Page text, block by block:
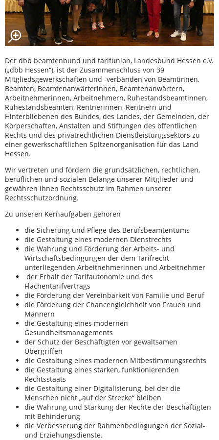
Der dbb beamtenbund und tarifunion, Landesbund Hessen e.V.
(„dbb Hessen“), ist der Zusammenschluss von 39
Mitgliedsgewerkschaften und -verbänden von Beamtinnen,
Beamten, Beamtenanwärterinnen, Beamtenanwärtern,
Arbeitnehmerinnen, Arbeitnehmern, Ruhestandsbeamtinnen,
Ruhestandsbeamten, Rentnerinnen, Rentnern und
Hinterbliebenen des Bundes, des Landes, der Gemeinden, der
Körperschaften, Anstalten und Stiftungen des öffentlichen
Rechts und des privatrechtlichen Dienstleistungssektors zu
einer gewerkschaftlichen Spitzenorganisation für das Land
Hessen.
Wir vertreten und fördern die grundsätzlichen, rechtlichen,
beruflichen und sozialen Belange unserer Mitglieder und
gewähren ihnen Rechtsschutz im Rahmen unserer
Rechtsschutzordnung.
Zu unseren Kernaufgaben gehören
die Sicherung und Pflege des Berufsbeamtentums
die Gestaltung eines modernen Dienstrechts
die Wahrung und Förderung der Arbeits- und
Wirtschaftsbedingungen der dem Tarifrecht
unterliegenden Arbeitnehmerinnen und Arbeitnehmer
der Erhalt der Tarifautonomie und des
Flächentarifvertrags
die Förderung der Vereinbarkeit von Familie und Beruf
die Förderung der Chancengleichheit von Frauen und
Männern
die Gestaltung eines modernen
Gesundheitsmanagements
der Schutz der Beschäftigten vor gewaltsamen
Übergriffen
die Gestaltung eines modernen Mitbestimmungsrechts
die Gestaltung eines starken, funktionierenden
Rechtsstaats
die Gestaltung einer Digitalisierung, bei der die
Menschen nicht „auf der Strecke“ bleiben
die Wahrung und Stärkung der Rechte der Beschäftigten
mit Behinderung
die Verbesserung der Rahmenbedingungen der Sozial-
und Erziehungsdienste.